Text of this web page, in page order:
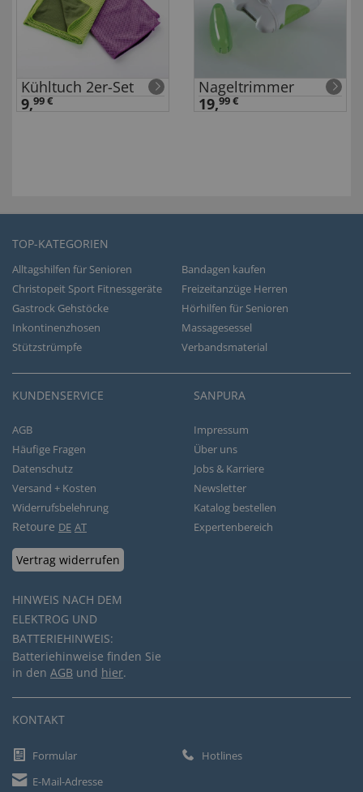
Kühltuch 2er-Set
9,99 €
Nageltrimmer
19,99 €
TOP-KATEGORIEN
Alltagshilfen für Senioren
Bandagen kaufen
Christopeit Sport Fitnessgeräte
Freizeitanzüge Herren
Gastrock Gehstöcke
Hörhilfen für Senioren
Inkontinenzhosen
Massagesessel
Stützstrümpfe
Verbandsmaterial
KUNDENSERVICE
AGB
Häufige Fragen
Datenschutz
Versand + Kosten
Widerrufsbelehrung
Retoure DE AT
Vertrag widerrufen
HINWEIS NACH DEM
ELEKTROG UND
BATTERIEHINWEIS:
Batteriehinweise finden Sie
in den AGB und hier.
SANPURA
Impressum
Über uns
Jobs & Karriere
Newsletter
Katalog bestellen
Expertenbereich
KONTAKT
Formular
Hotlines
E-Mail-Adresse